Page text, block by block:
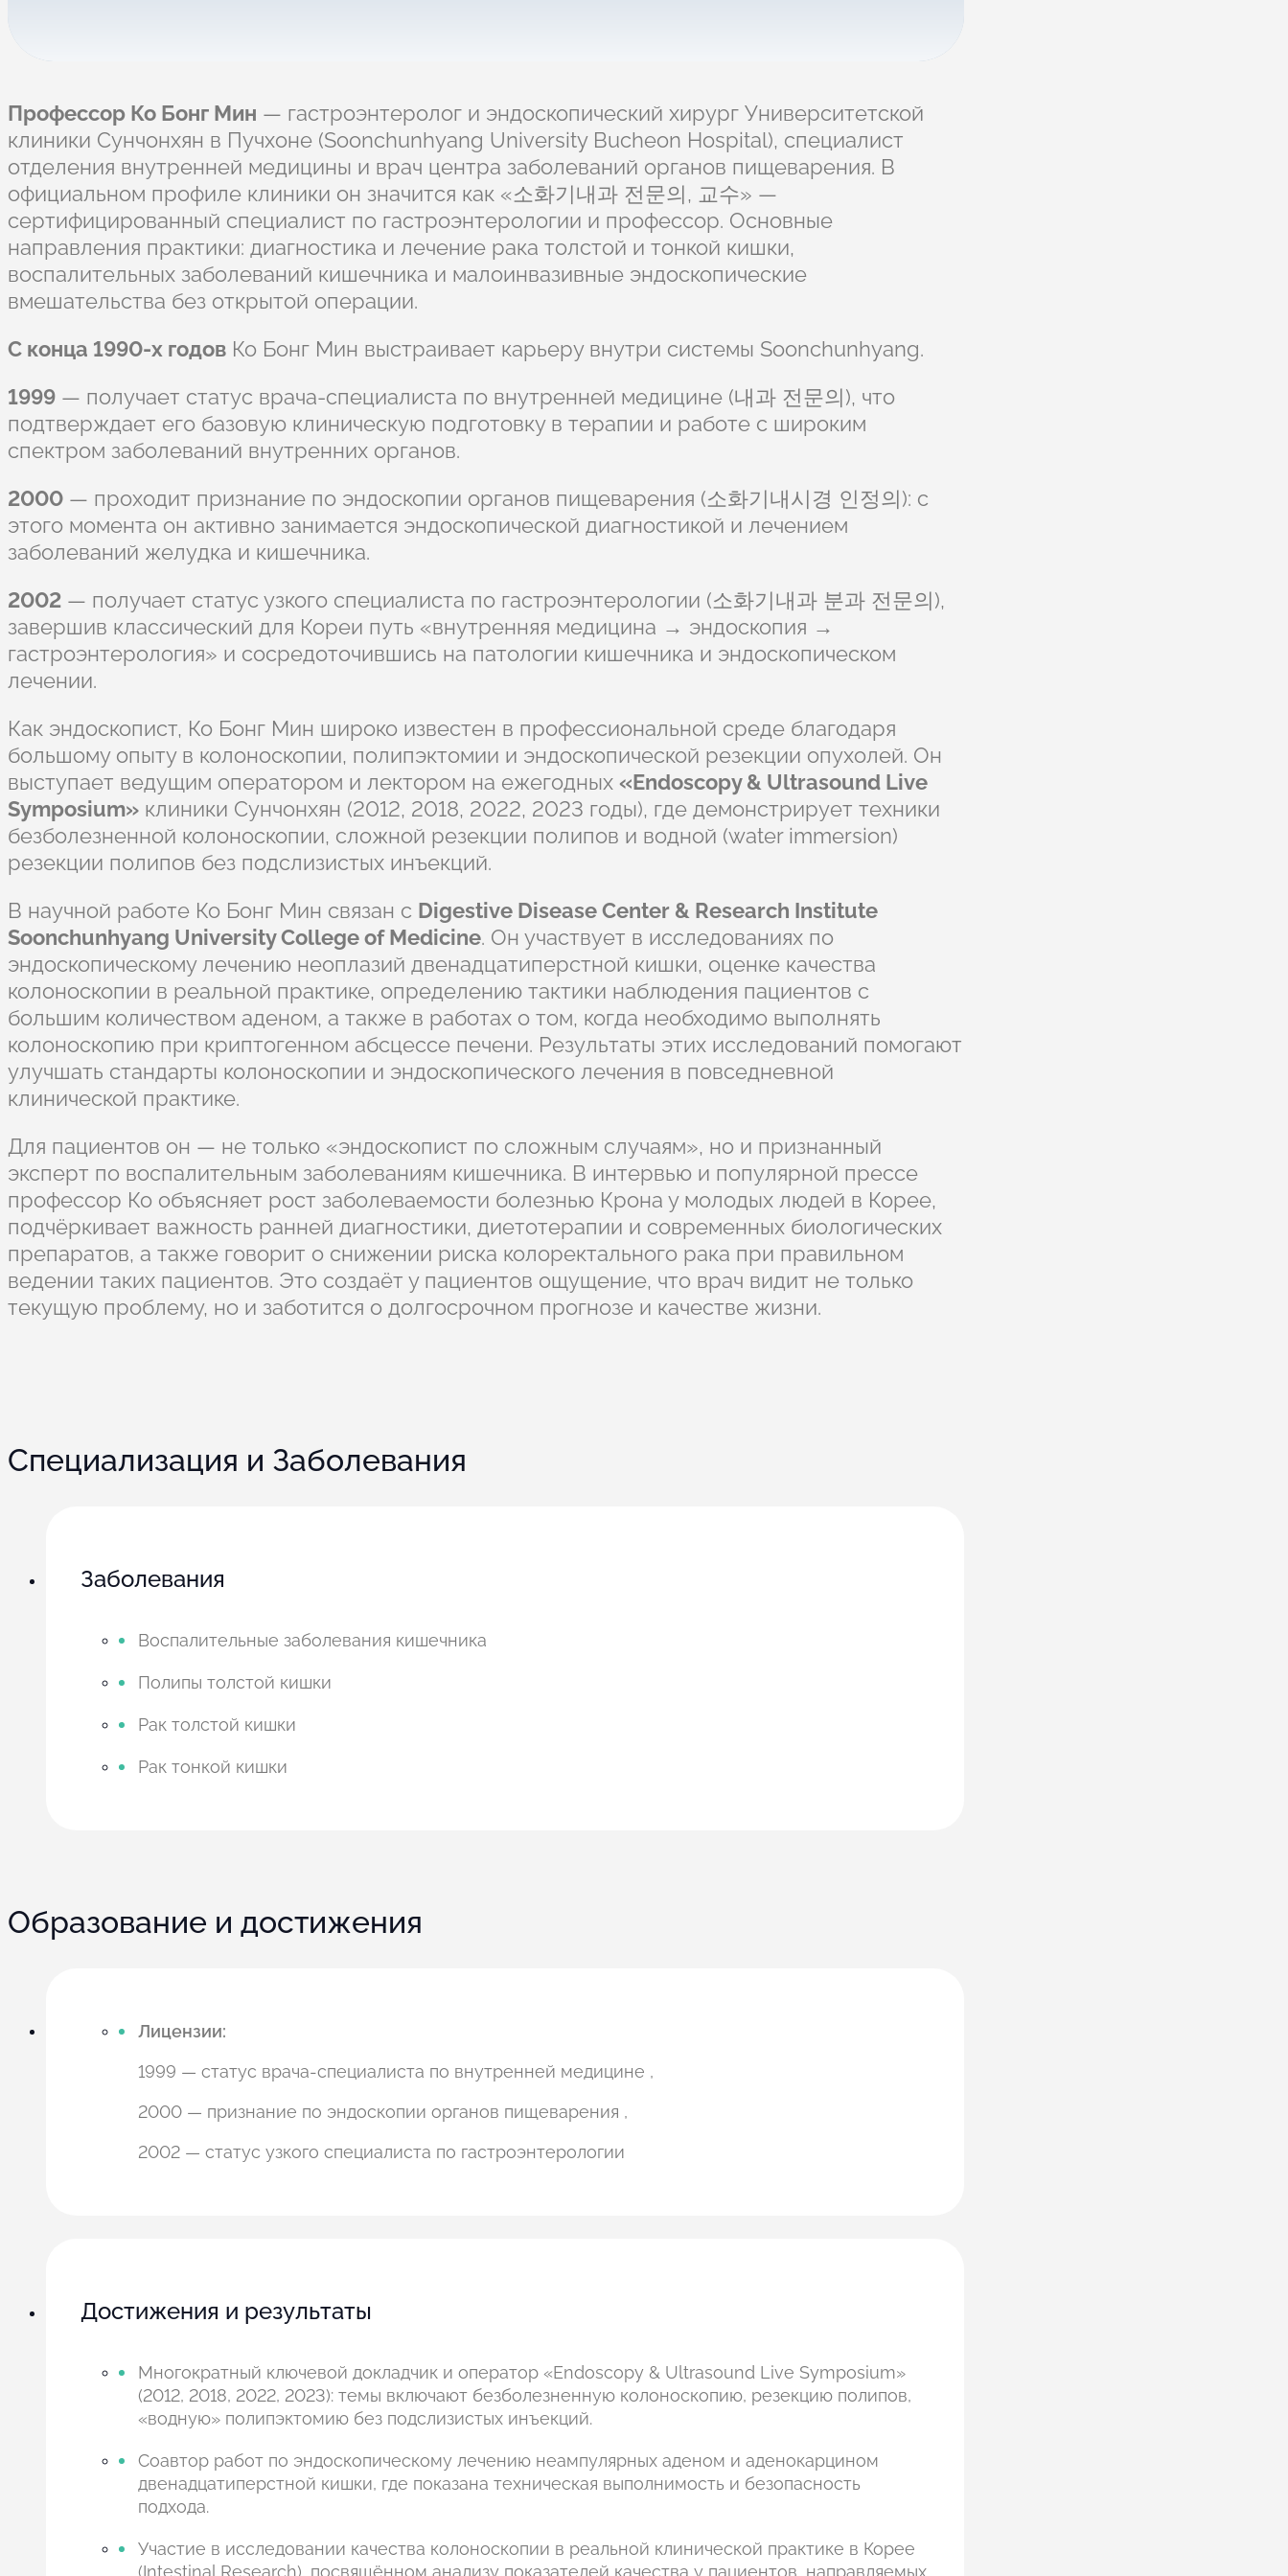
Профессор Ко Бонг Мин — гастроэнтеролог и эндоскопический хирург Университетской
клиники Сунчонхян в Пучхоне (Soonchunhyang University Bucheon Hospital), специалист
отделения внутренней медицины и врач центра заболеваний органов пищеварения. В
официальном профиле клиники он значится как «소화기내과 전문의, 교수» —
сертифицированный специалист по гастроэнтерологии и профессор. Основные
направления практики: диагностика и лечение рака толстой и тонкой кишки,
воспалительных заболеваний кишечника и малоинвазивные эндоскопические
вмешательства без открытой операции.
С конца 1990-х годов Ко Бонг Мин выстраивает карьеру внутри системы Soonchunhyang.
1999 — получает статус врача-специалиста по внутренней медицине (내과 전문의), что
подтверждает его базовую клиническую подготовку в терапии и работе с широким
спектром заболеваний внутренних органов.
2000 — проходит признание по эндоскопии органов пищеварения (소화기내시경 인정의): с
этого момента он активно занимается эндоскопической диагностикой и лечением
заболеваний желудка и кишечника.
2002 — получает статус узкого специалиста по гастроэнтерологии (소화기내과 분과 전문의),
завершив классический для Кореи путь «внутренняя медицина → эндоскопия →
гастроэнтерология» и сосредоточившись на патологии кишечника и эндоскопическом
лечении.
Как эндоскопист, Ко Бонг Мин широко известен в профессиональной среде благодаря
большому опыту в колоноскопии, полипэктомии и эндоскопической резекции опухолей. Он
выступает ведущим оператором и лектором на ежегодных «Endoscopy & Ultrasound Live
Symposium» клиники Сунчонхян (2012, 2018, 2022, 2023 годы), где демонстрирует техники
безболезненной колоноскопии, сложной резекции полипов и водной (water immersion)
резекции полипов без подслизистых инъекций.
В научной работе Ко Бонг Мин связан с Digestive Disease Center & Research Institute
Soonchunhyang University College of Medicine. Он участвует в исследованиях по
эндоскопическому лечению неоплазий двенадцатиперстной кишки, оценке качества
колоноскопии в реальной практике, определению тактики наблюдения пациентов с
большим количеством аденом, а также в работах о том, когда необходимо выполнять
колоноскопию при криптогенном абсцессе печени. Результаты этих исследований помогают
улучшать стандарты колоноскопии и эндоскопического лечения в повседневной
клинической практике.
Для пациентов он — не только «эндоскопист по сложным случаям», но и признанный
эксперт по воспалительным заболеваниям кишечника. В интервью и популярной прессе
профессор Ко объясняет рост заболеваемости болезнью Крона у молодых людей в Корее,
подчёркивает важность ранней диагностики, диетотерапии и современных биологических
препаратов, а также говорит о снижении риска колоректального рака при правильном
ведении таких пациентов. Это создаёт у пациентов ощущение, что врач видит не только
текущую проблему, но и заботится о долгосрочном прогнозе и качестве жизни.
Специализация и Заболевания
Заболевания
Воспалительные заболевания кишечника
Полипы толстой кишки
Рак толстой кишки
Рак тонкой кишки
Образование и достижения
Лицензии:
1999 — статус врача-специалиста по внутренней медицине ,
2000 — признание по эндоскопии органов пищеварения ,
2002 — статус узкого специалиста по гастроэнтерологии
Достижения и результаты
Многократный ключевой докладчик и оператор «Endoscopy & Ultrasound Live Symposium»
(2012, 2018, 2022, 2023): темы включают безболезненную колоноскопию, резекцию полипов,
«водную» полипэктомию без подслизистых инъекций.
Соавтор работ по эндоскопическому лечению неампулярных аденом и аденокарцином
двенадцатиперстной кишки, где показана техническая выполнимость и безопасность
подхода.
Участие в исследовании качества колоноскопии в реальной клинической практике в Корее
(Intestinal Research), посвящённом анализу показателей качества у пациентов, направляемых